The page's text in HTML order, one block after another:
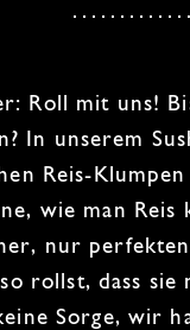
: Roll mit uns!
In unserem
Reis-
wie man Reis
nur perfekten
rollst, dass
Sorge, wir